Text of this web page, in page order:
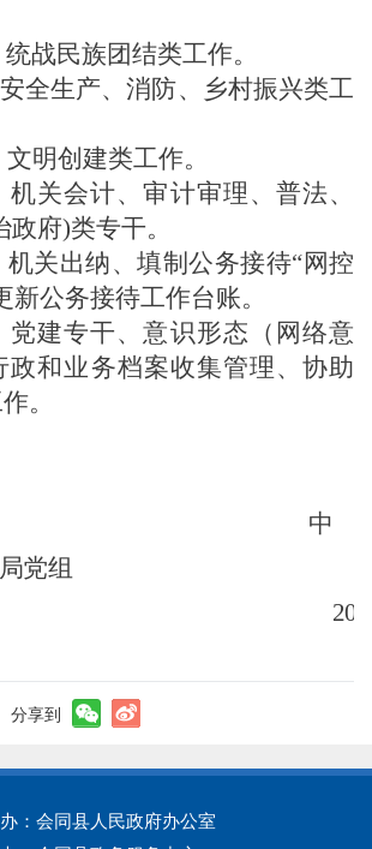
统战民族团结类工作。
安全生产、消防、
乡村振兴类工
文明创建类工作。
机关会计、审计审理、 普法、
政府)类专干。
机关出纳、填制公务接待“网控
新公务接待工作台账。
党建专干、意识形态 （网络意
政和业务档案收集管理 、协助
。
中
党组
202
分享到
：会同县人民政府办公室